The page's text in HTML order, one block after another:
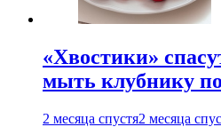
«Хвостики»
мыть клубнику
2 месяца спустя2 месяца